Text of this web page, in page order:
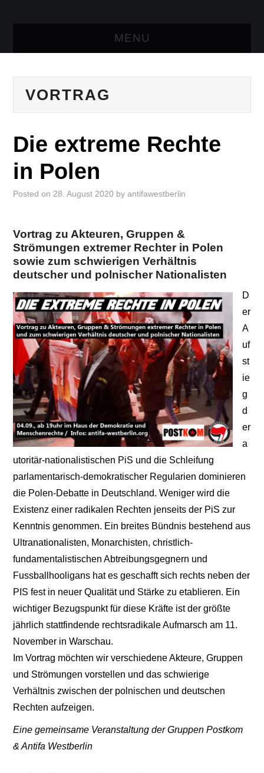
MENU
TRESEN
VORTRAG
Die extreme Rechte
in Polen
Posted on 28. August 2020 byantifawestberlin
Vortrag zu Akteuren, Gruppen &
Strömungen extremer Rechter in Polen
sowie zum schwierigen Verhältnis
deutscher und polnischer Nationalisten
D
er
A
uf
st
ie
g
d
er
a
utoritär-nationalistischen PiS und die Schleifung
parlamentarisch-demokratischer Regularien dominieren
die Polen-Debatte in Deutschland. Weniger wird die
Existenz einer radikalen Rechten jenseits der PiS zur
Kenntnis genommen. Ein breites Bündnis bestehend aus
Ultranationalisten, Monarchisten, christlich-
fundamentalistischen Abtreibungsgegnern und
Fussballhooligans hat es geschafft sich rechts neben der
PIS fest in neuer Qualität und Stärke zu etablieren. Ein
wichtiger Bezugspunkt für diese Kräfte ist der größte
jährlich stattfindende rechtsradikale Aufmarsch am 11.
November in Warschau.
Im Vortrag möchten wir verschiedene Akteure, Gruppen
und Strömungen vorstellen und das schwierige
Verhältnis zwischen der polnischen und deutschen
Rechten aufzeigen.
Eine gemeinsame Veranstaltung der Gruppen Postkom
& Antifa Westberlin